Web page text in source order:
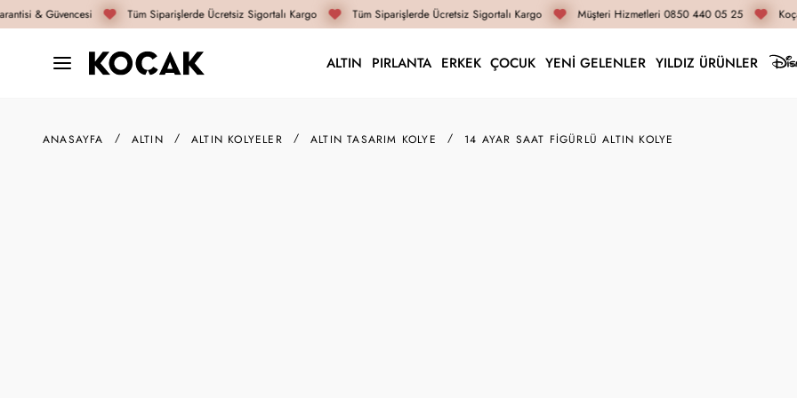
& Güvencesi Tüm Siparişlerde Ücretsiz Sigortalı Kargo Tüm Siparişlerde Ücretsiz Sigortalı Kargo Müşteri Hizmetleri 0850 440 05 25
ALTIN PIRLANTA ERKEK ÇOCUK YENİ GELENLER YILDIZ ÜRÜNLER
ANASAYFA ALTIN ALTIN KOLYELER ALTIN TASARIM KOLYE 14 AYAR SAAT FIGÜRLÜ ALTIN KOLYE